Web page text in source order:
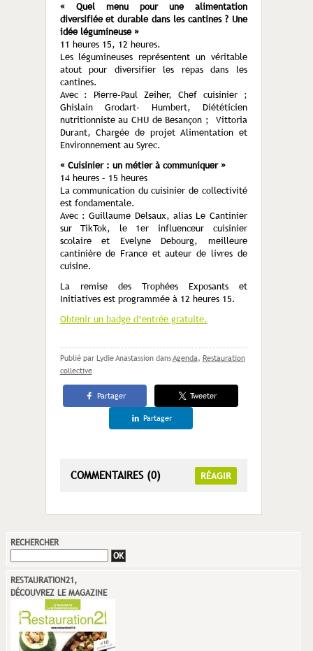
« Quel menu pour une alimentation
diversifiée et durable dans les cantines ? Une
idée légumineuse »
11 heures 15, 12 heures.
Les légumineuses représentent un véritable
atout pour diversifier les repas dans les
cantines.
Avec : Pierre-Paul Zeiher, Chef cuisinier ;
Ghislain Grodart- Humbert, Diététicien
nutritionniste au CHU de Besançon ; Vittoria
Durant, Chargée de projet Alimentation et
Environnement au Syrec.
« Cuisinier : un métier à communiquer »
14 heures – 15 heures
La communication du cuisinier de collectivité
est fondamentale.
Avec : Guillaume Delsaux, alias Le Cantinier
sur TikTok, le 1er influenceur cuisinier
scolaire et Evelyne Debourg, meilleure
cantinière de France et auteur de livres de
cuisine.
La remise des Trophées Exposants et
Initiatives est programmée à 12 heures 15.
Obtenir un badge d’entrée gratuite.
Publié par Lydie Anastassion dansAgenda, Restauration
collective
Partager Tweeter
Partager
COMMENTAIRES (0) RÉAGIR
RECHERCHER
RESTAURATION21,
DÉCOUVREZ LE MAGAZINE